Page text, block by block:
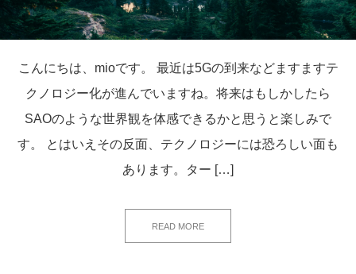
こんにちは、mioです。 最近は5Gの到来などますますテ
クノロジー化が進んでいますね。将来はもしかしたら
SAOのような世界観を体感できるかと思うと楽しみで
す。 とはいえその反面、テクノロジーには恐ろしい面も
あります。ター […]
READ MORE